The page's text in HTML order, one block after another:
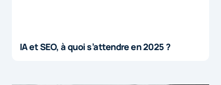
IA et SEO, à quoi s’attendre en 2025 ?